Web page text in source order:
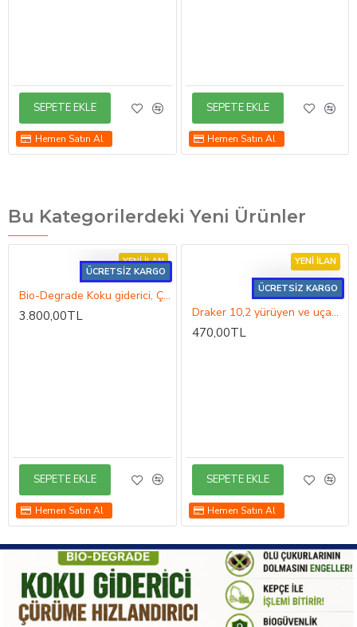
SEPETE EKLE
Hemen Satın Al
SEPETE EKLE
Hemen Satın Al
Bu Kategorilerdeki Yeni Ürünler
YENI İLAN
ÜCRETSİZ KARGO
Bio-Degrade Koku giderici, Çürüme hızlandırıcı.
3.800,00TL
SEPETE EKLE
Hemen Satın Al
YENI İLAN
ÜCRETSİZ KARGO
Draker 10,2 yürüyen ve uçan böçek ve haşereler ile mücadele
470,00TL
SEPETE EKLE
Hemen Satın Al